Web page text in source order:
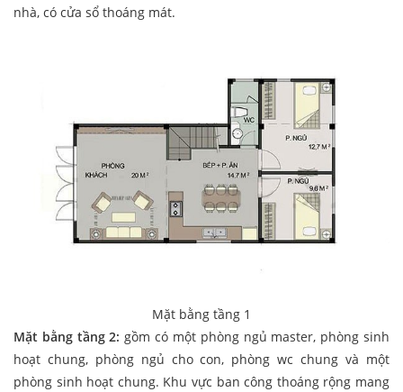
nhà, có cửa sổ thoáng mát.
Mặt bằng tầng 1
Mặt bằng tầng 2: gồm có một phòng ngủ master, phòng sinh
hoạt chung, phòng ngủ cho con, phòng wc chung và một
phòng sinh hoạt chung. Khu vực ban công thoáng rộng mang